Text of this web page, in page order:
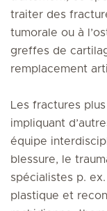
traiter des
tumorale ou à
greffes de
remplacement
Les fractures
impliquant
équipe
blessure, le
spécialistes p.
plastique et